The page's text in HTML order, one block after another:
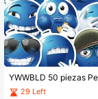
29 Left